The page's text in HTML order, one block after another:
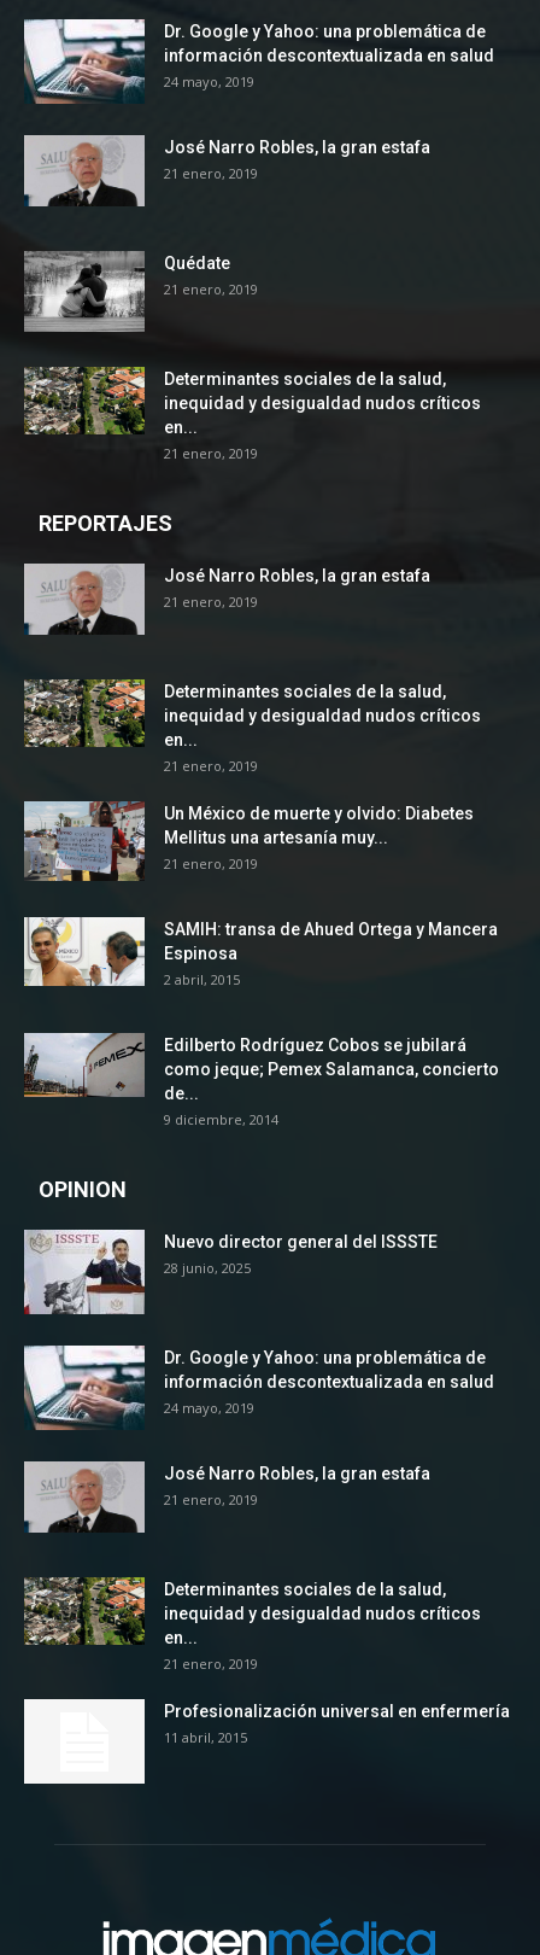
Dr. Google y Yahoo: una problemática de
información descontextualizada en salud
24 mayo, 2019
José Narro Robles, la gran estafa
21 enero, 2019
Quédate
21 enero, 2019
Determinantes sociales de la salud,
inequidad y desigualdad nudos críticos
en...
21 enero, 2019
REPORTAJES
José Narro Robles, la gran estafa
21 enero, 2019
Determinantes sociales de la salud,
inequidad y desigualdad nudos críticos
en...
21 enero, 2019
Un México de muerte y olvido: Diabetes
Mellitus una artesanía muy...
21 enero, 2019
SAMIH: transa de Ahued Ortega y Mancera
Espinosa
2 abril, 2015
Edilberto Rodríguez Cobos se jubilará
como jeque; Pemex Salamanca, concierto
de...
9 diciembre, 2014
OPINION
Nuevo director general del ISSSTE
28 junio, 2025
Dr. Google y Yahoo: una problemática de
información descontextualizada en salud
24 mayo, 2019
José Narro Robles, la gran estafa
21 enero, 2019
Determinantes sociales de la salud,
inequidad y desigualdad nudos críticos
en...
21 enero, 2019
Profesionalización universal en enfermería
11 abril, 2015